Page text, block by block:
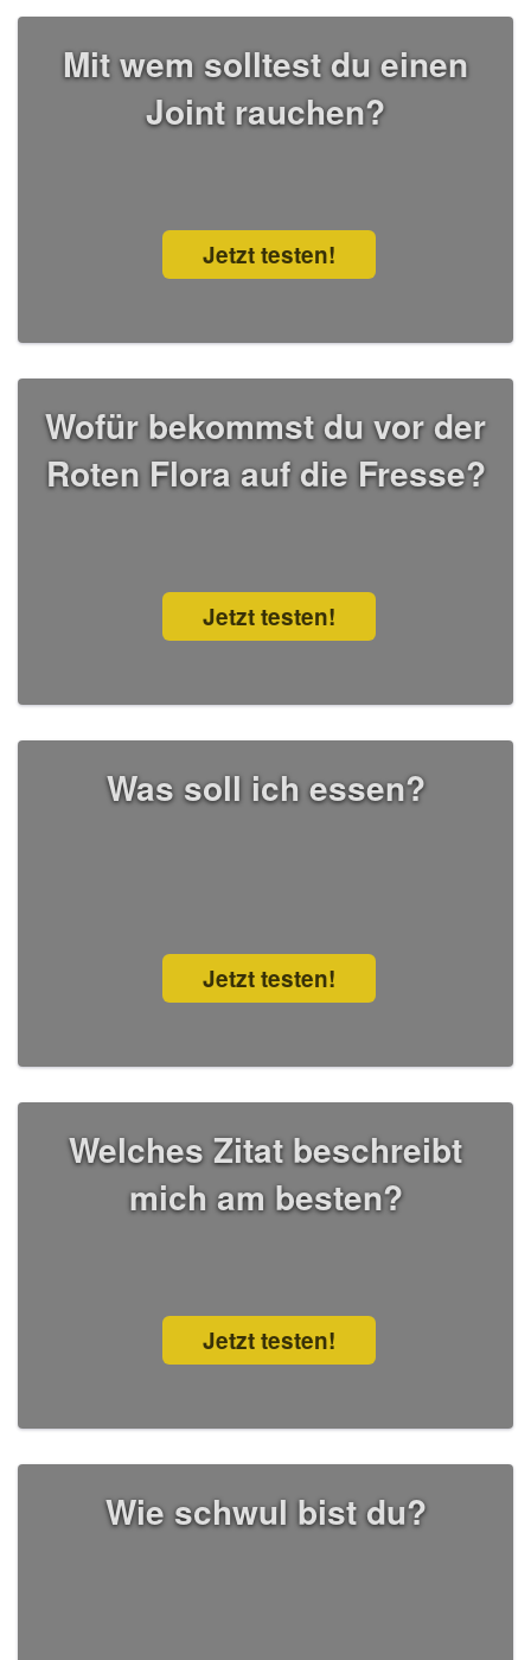
Mit wem solltest du einen
Joint rauchen?
Jetzt testen!
Wofür bekommst du vor der
Roten Flora auf die Fresse?
Jetzt testen!
Was soll ich essen?
Jetzt testen!
Welches Zitat beschreibt
mich am besten?
Jetzt testen!
Wie schwul bist du?